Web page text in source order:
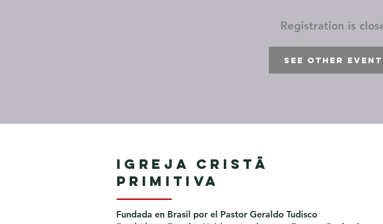
Registration is
See other
Igreja Cristã
Primitiva
Fundada en Brasil por el Pastor Geraldo Tudisco